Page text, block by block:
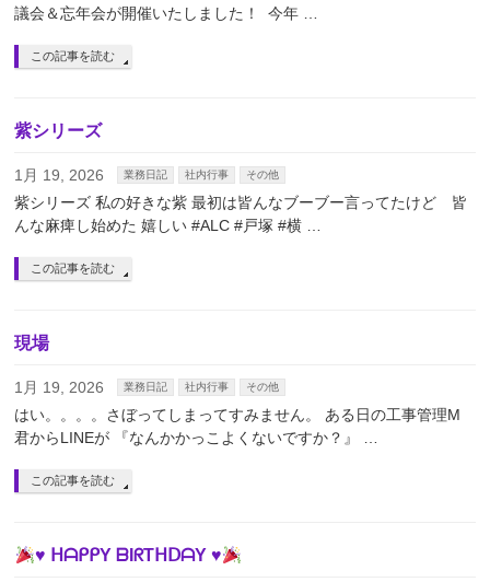
議会＆忘年会が開催いたしました！ ⁡ 今年 …
この記事を読む
紫シリーズ
1月 19, 2026 業務日記 社内行事 その他
紫シリーズ 私の好きな紫 最初は皆んなブーブー言ってたけど 皆
んな麻痺し始めた 嬉しい #ALC #戸塚 #横 …
この記事を読む
現場
1月 19, 2026 業務日記 社内行事 その他
はい。。。。さぼってしまってすみません。 ある日の工事管理M
君からLINEが 『なんかかっこよくないですか？』 …
この記事を読む
♥︎ ᕼᗩᑭᑭY ᗷIᖇTᕼᗞᗩY ♥︎